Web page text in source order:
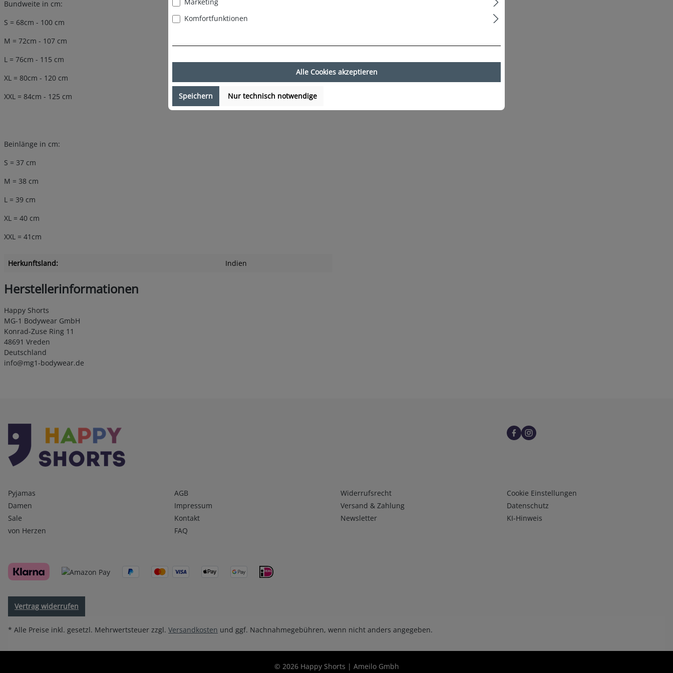
Bundweite in cm:
S = 68cm - 100 cm
M = 72cm - 107 cm
L = 76cm - 115 cm
XL = 80cm - 120 cm
XXL = 84cm - 125 cm
Beinlänge in cm:
S = 37 cm
M = 38 cm
L = 39 cm
XL = 40 cm
XXL = 41cm
Herkunftsland: Indien
Herstellerinformationen
Happy Shorts
MG-1 Bodywear GmbH
Konrad-Zuse Ring 11
48691 Vreden
Deutschland
info@mg1-bodywear.de
Kategorien
Pyjamas
Damen
Sale
von Herzen
Infos 1
AGB
Impressum
Kontakt
FAQ
Infos 2
Widerrufsrecht
Versand & Zahlung
Newsletter
Infos 3
Cookie Einstellungen
Datenschutz
KI-Hinweis
Vertrag widerrufen
* Alle Preise inkl. gesetzl. Mehrwertsteuer zzgl. Versandkosten und ggf. Nachnahmegebühren, wenn nicht anders angegeben.
© 2026 Happy Shorts | Ameilo Gmbh
Komfortfunktionen
Alle Cookies akzeptieren
Speichern Nur technisch notwendige